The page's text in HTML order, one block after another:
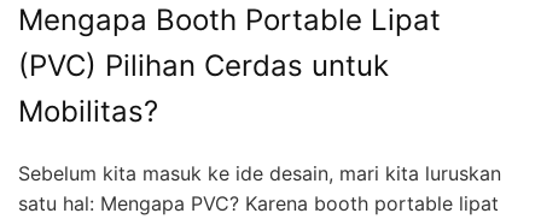
Mengapa Booth Portable Lipat
(PVC) Pilihan Cerdas untuk
Mobilitas?
Sebelum kita masuk ke ide desain, mari kita luruskan
satu hal: Mengapa PVC? Karena booth portable lipat